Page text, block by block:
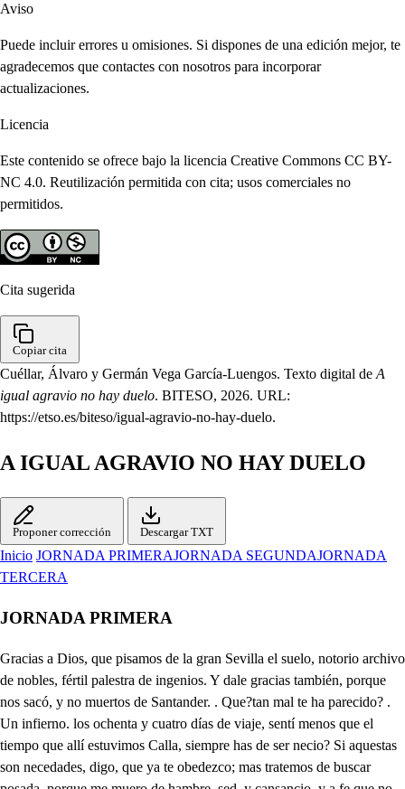
Aviso
Puede incluir errores u omisiones. Si dispones de una edición mejor, te
agradecemos que contactes con nosotros para incorporar
actualizaciones.
Licencia
Este contenido se ofrece bajo la licencia Creative Commons CC BY-
NC 4.0. Reutilización permitida con cita; usos comerciales no
permitidos.
Cita sugerida
Copiar cita
Cuéllar, Álvaro y Germán Vega García-Luengos. Texto digital de A
igual agravio no hay duelo. BITESO, 2026. URL:
https://etso.es/biteso/igual-agravio-no-hay-duelo.
A IGUAL AGRAVIO NO HAY DUELO
Proponer corrección Descargar TXT
Inicio JORNADA PRIMERAJORNADA SEGUNDAJORNADA
TERCERA
JORNADA PRIMERA
Gracias a Dios, que pisamos de la gran Sevilla el suelo, notorio archivo de nobles, fértil palestra de ingenios. Y dale gracias también, porque nos sacó, y no muertos de Santander. . Que?tan mal te ha parecido? . Un infierno. los ochenta y cuatro días de viaje, sentí menos que el tiempo que allí estuvimos Calla, siempre has de ser necio? Si aquestas son necedades, digo, que ya te obedezco; mas tratemos de buscar posada, porque me muero de hambre, sed, y cansancio, y a fe que no falta sueño. Pues guía al Cristo, con todos, o a la de la Reina. . Tengo, un buen consejo que darte. Dile, pues, que ya le espero. En Santander, biente acuerdas, que tuvieste entre otros pliegos de tu padre, en que te avisa, como ya el Corregimiento de Toro, había acabado, y se va a Madrid de asiento: de don Fernando una carta, avisándote, que bueno a Sevilla había llegado, después de vencer el pleito. en aquella Corte, madre de pretensiones, podemos, pues ha llegado a su casa, irnos a ella, que quiero comer, sin aquel cuidado. de saber del mesonero. el ajuste de la cuenta, que sin ajuste dan ellos. Siempre tratas de comer. De barbas trata un barbero, un Gitano de engañar, un sastre, si hay usos nuevos, un procurador de trampas, un Doctor de los enfermos, un alguácil de prisiones, cualquier poeta de versos, y también dicen que el can sueña en la caza durmiendo, si veo que todos tratan de su menester, yo quiero, pues es lo que he menester, tratar de comer hambriento; pero en fin, iremos? . Fuera yo a su casa, no por eso, que tú dices de la cuenta, sino porque unos fueron en nuestra amistad constantes correspondidos afectos en Nápoles, y en Milan, sirviendo en un mismo Tercio, siendo los dos camaradas, dónde me debió . Por eso? No Chocólate, a otra parte nos vamos, que a verle luego iré desde la posada. A mi pesar te obedezco, ya estuvieramos en casa si siguieras mi consejo, y de Santander te fueras a Madrid, sin estos cuentos, de venir con los Navios a Cadiz, y luego al Puerto, y desde el Puerto a Sanlucar, y después entre barqueros pasar una mala noche por el río; aquesto es bueno? no quieres que aquesto llote? no quieres que sienta aquesto? Chocólate, un alto impulso gobierna mi pensamiento; conocerás la tapada? Qué, señor? aún dura eso? de la tapada te acuerdas después de tan largo tiempo? 1. Muera el traidor. Ah villanos, y aleves! así soberbios os atrevéis? 2. Gran valor! 1. Matadle. . Pero qué veo? tantos contra uno, a donde se permite? mas su esfuerzo, y valor, pública, que es bien nacido; darle quiero con esta espada socorro, y castigo a tan vil hecho. Qué es esto? Apenas entramos en Sevilla, y ya tenemos aventuras, Quijotales, y Beleanises empeños? no te ha bastado escapar, hombre, de aquel Norte fiero ocho días, si no ahora venir a deshacer tuertos? Huyamos, que la ocasión hemos perdido. 1. Lo aprevo, que podemos otro día irle a buscar a otro puesto. Estos me cascan la parte, sin comerlo, ni beberlo; ellos se van, no me han visto, ladrones son, pues cubiertos llevan los rostros, por Dios. Canalla, así os vais huyendo? Aquí con vos me tenéis: nada temáis, Caballero. Que tanto cobarde huya! Don Melchor? Qué miro, cielos! don Fernando, amigo mío, cómo? más sigamos presto estos cobardes traidores, que de ellos con este acero he de vengarnos. . No amigo, no es acertado dejemos que se vayan, la cordura esto aconseja, y es cierto. G ̱. dejémoslos, pues os basta portriunfo del vencimiento el que cobardes os huyan, pues es temor, o respeto. Si señor, déjalos ir, que son cuatro Filisteos de atreinta varas de alto; y a fe que no lo encarezco. Calla loco: mas contadme la causa de tanto riesgo. No sé, por Dios, ni imagino, que motivo, o qué pretesto tuvieron para embestirme, a Leonor, tú eres el dueño, y causa de este cuidado, mas por ti, la vida tengo en poco, muera por ti, quien hoy por ti está viviendo. Saliendo aquesta manana a libertar pensamientos, que de los hierros de amor viven cautivos, y presos, por este arenal oí ruido hacia esta parte, y luego vi, que de aquellas maderas aquesos hombres salieron a matarme, no sé más, o sin duda me tuvieron por otro, o de alguna envidia movidos, casi agradezco el cuidado que me han dado, pues por el amigo veo vuestra espada en mi defensa, y a vos en Sevilla, que esto es lo más, siendo el viaje de tanto peligro, y riesgo. Vivais, amigo, mil años. Pero don Melchor, supuesto, que aquí os he hallado, vamos a mi casa, que no es lejos; donde os serviré gustoso con un corto alojamiento, Vamos, pues vos lo mandáis. Eso sí, aceta, y callemos, que no venimos sobrados, que aunque Indianos no hay dinero. Guerras pública crueles, mi honor a mi amor constante, mi honor pretende arrogante romper de amor los cuarteles, mas las centinelas fieles Prudentes han avisado, que el honor Príncipe osado pretende altivo la palma, mas mi amor dentro del alma lo espera fortificado. Aunque más asaltos dé mi honor, y reputación; no ganara en la ocasión, ni un reduto de mi fe. Mas ay que es honor, el que dispone las vaterias, y en tan continuas porfías, sienta el alma, llore, y pene; pues si algún consuelo tiene, es en las lá grimas mías. Deja tristezas, señora, no te des toda al dolor, no eclipsen tus luces bellas. las ansias del corazón: consuélete el amor fino, de quien constante adoró tu hermosura, y hoy atento idólatra, aunque venció, que mucho quiere el que ama después que su amor logró. Ay, Inés, bien reconozco de don Fernando el amor, mas la pena que me aflige, no es dudar, que en su afición ocupe menos lugar; es verme en Sevilla yo de esta manera, aunque amada, sin fama, y sin opinión, amor, como es dulce hechizo, toda mi alma ocupó por entonces, más ahora su mal siente el corazón: has visto tal vez herido un hombre? has visto una flor de su pimpollo arrancada por villana mano atroz? Viste el hombre que la herida no siente, y con más valor, sin reparar el peligro a su riesgo se arrojó, hasta que fría la herida de su daño le advirtio, y la flor, que todabía en su hermosura, y verdor, no siente, hasta que ve con el ausencia del Sol el daño que ha recibido, y marchita lo lloro? pues así me ha sucedido, herida de mi pasión, arrojándome al peligro, no reparé que la flor de mi honor se marchitara, mas ya fría, la atención hace guerra a mis sentidos, y la herida del honor, ya sin sangre, y fría, causa penas de imaginación; mas por esto no me acuses de ingrata, y mudable, no, que yo a don Fernando adoro con aquel mismo vigor que le adoré el primer día, como a mi dueño, y señor, sino que el discurso hace conocer lo que se erró, que son tormentos del alma el discurso, y la razón: y no quieres tú que llore, y repita la aflicción, y disgusto de mi padre, y de mi suerte el rigor, en el riesgo de mi dueño; pues lo considero hoy, perseguido de mis deudos; pues si mi padre llegó de Toro a Madrid, es cierto, que sintiendo su dolor, convocaria parientes, diciéndoles la ocasión de su afrenta, y que buscasen solícitos su agresor: aún en Indias este agravio ha de sentir don Melchor mi hermano: mira tú, Inés, si me quejo con razón. Confieso; habiéndote oído, que es muy justo tu temor, que a mucho obliga el rigor de un riesgo tan conocido. También mi pena repite el verme tan retirada, que apenas otra criada, que de mi sepa permite. Esto me causa el temor, mas no el pecho arrepentido, que tengo amor, y he salido resuelta siendo mujer; Y más cuando es ya mi esposo don Fernando, aunque en secreto, que por un cierto respeto no lo pública amoroso. En su casa estoy, adonde sin padre, y madre, heredado, toda el alma me ha entregado, porque a mi amor corresponde. Digo que tienes razón en estar de gusto ajena; pero templa alguna pena; pues tienes tanta ocasión: mas yo pasos he sentido, y tu cuarto abierto está. Dices bien, juzgó será don Fernando que ha venido. Leonor? Don Fernando mío, causa de todo mi bien. Ay mí Leonor! tú eres quien tiene en prisión mi albedrío. Gracias a Dios, que esto veo, envidia le tengo a fe, el cielo piadosoos dé logro a tan justo deseo, Dispón, pues resuelto estás lo que quisieres, y ordena en que te sirva. . Qué ajena de intento, Leonora vas: Hoy a Sevilla ha llegado un caballero mi amigo, y es fuerza hospedarlo, y digo, que por ti me da cuidado. Quisiera que se alojara en aquel cuarto postrero de la calle, porque quiero, que a ti, Leonor, te ignorara, Que estando allí, no es posible, que el secreto con que estás se pierda, con que ahorrarás tu curiosidad terrible; Porque tú al cuarto no alcanzas, ni aún a penetrar de vista sus ventanas, y es conquista feliz de mis esperanzas. Ya te he dicho, que mi gusto, es solo el obedecerte. Esto, mi bien, es ponerte un precepto, noble, y justo. Y a Dios, que queda esperando en mi cuarto. . Yo al instante lo iré a componer; que amante tan amoroso, y tan biando! Ven Inés, ay dulce efecto de un amoroso penar, cuando amor se ha de acabar; tanto recato, y secreto? Aquí sí, que comeremos alegremente, y sin pena. Calla loco, buena casa! Qué alajada, y que compuesta! Los Palacios de Sevilla son famosos lindas piezas; pero aquella es la mejor. Por qué? Porque veo mesa, y aparador, y es señal que allí se come. . Ese tema cuando se te ha de acabar? Con la muerte, aún no quisiera: dame tu más de comer, no seas proto miseria, archipobre, ajorriarca, pues que con hogazay media, desde Sanlucar aquí me has traído, que es afrenta. Vive Dios, que estás borracho. Borracho yo linda flema, otros habrá más borrachos; chocólate, y borrachera, nos lo has visto en tu vida juntos, señor, que eso fuera a ser yo el vino, común chocólate a la Flamenca. Deja ahora disparates: tú quieres que la cabeza te rompa? . No quiero, díceslo acaso de verás? qué es esto, amigo? . Locuras de ese necio, que me pesa, vive Dios, que ande conmigo. No os enfadéis, las quimeras de Chocólate, dejad, dando a los cuidados treguas, y en tanto que camaradas aquí estuvieremos, fiestas, y alegrías han de ser los enojos, y pendencias, no hemos de tratar, de más que de nuestro gusto. . Sea lo que ordenaréis. . Y cuando: señor, se come,